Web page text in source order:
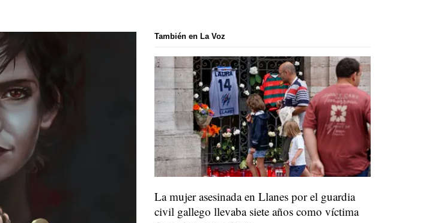
También en La Voz
La mujer asesinada en Llanes por el guardia
civil gallego llevaba siete años como víctima